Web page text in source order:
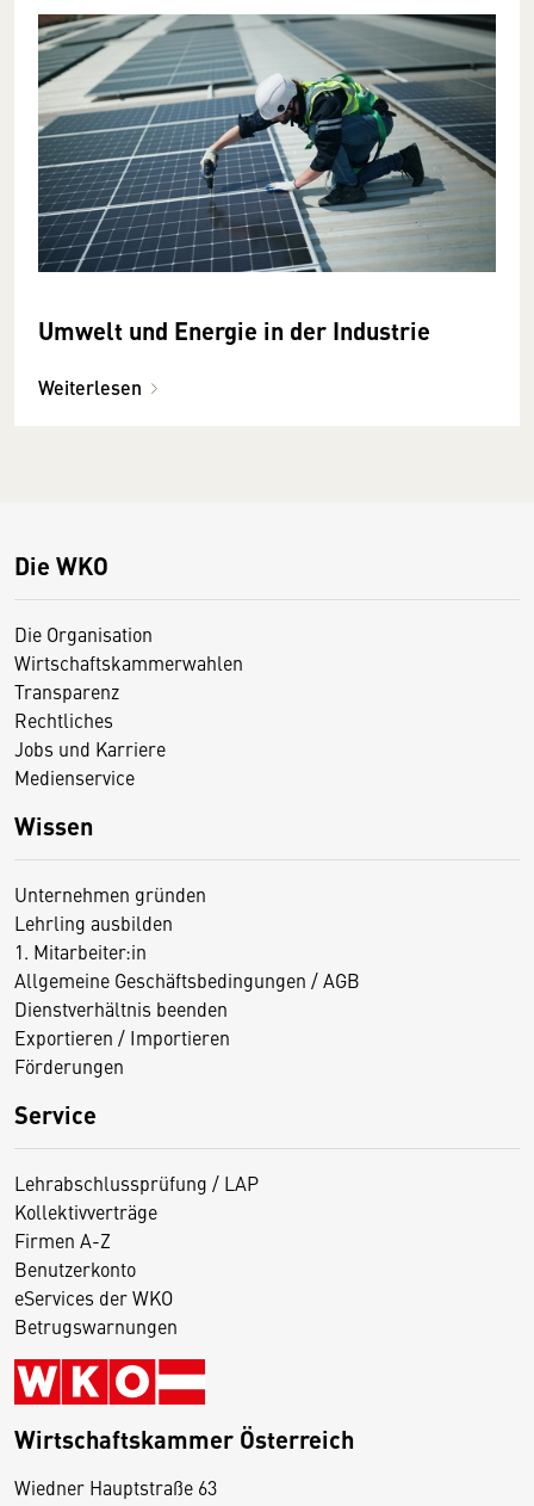
Umwelt und Energie in der Industrie
Weiterlesen
Die WKO
Die Organisation
Wirtschaftskammerwahlen
Transparenz
Rechtliches
Jobs und Karriere
Medienservice
Wissen
Unternehmen gründen
Lehrling ausbilden
1. Mitarbeiter:in
Allgemeine Geschäftsbedingungen / AGB
Dienstverhältnis beenden
Exportieren / Importieren
Förderungen
Service
Lehrabschlussprüfung / LAP
Kollektivverträge
Firmen A-Z
Benutzerkonto
eServices der WKO
Betrugswarnungen
Wirtschaftskammer Österreich
Wiedner Hauptstraße 63
D